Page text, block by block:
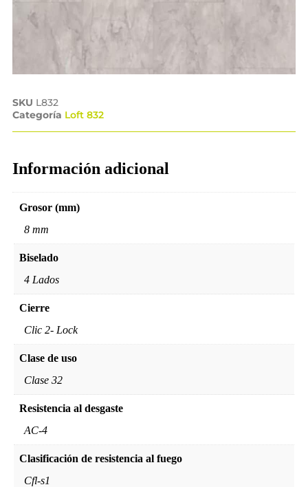
SKU L832
Categoría Loft 832
Información adicional
Grosor (mm)
8 mm
Biselado
4 Lados
Cierre
Clic 2- Lock
Clase de uso
Clase 32
Resistencia al desgaste
AC-4
Clasificación de resistencia al fuego
Cfl-s1